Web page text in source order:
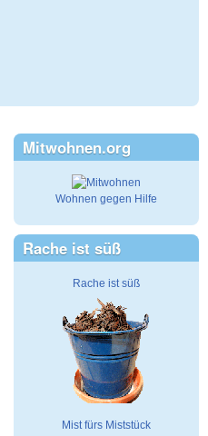
Mitwohnen.org
Wohnen gegen Hilfe
Rache ist süß
Rache ist süß
Mist fürs Miststück